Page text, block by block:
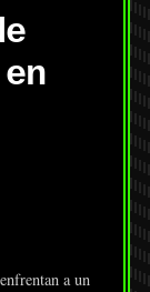
a un